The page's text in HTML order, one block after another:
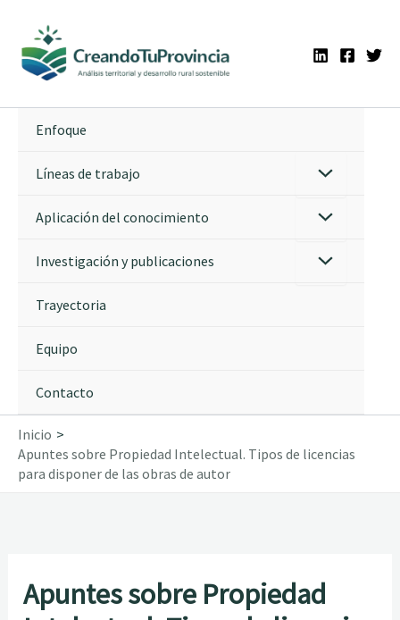
contenido
Enfoque
Líneas de trabajo
Aplicación del conocimiento
Investigación y publicaciones
Trayectoria
Equipo
Contacto
Inicio
Apuntes sobre Propiedad Intelectual. Tipos de licencias
para disponer de las obras de autor
Apuntes sobre Propiedad